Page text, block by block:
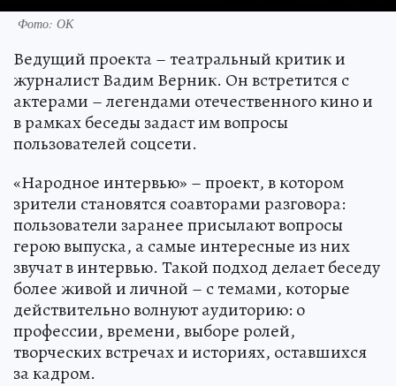
Фото: ОК
Ведущий проекта – театральный критик и
журналист Вадим Верник. Он встретится с
актерами – легендами отечественного кино и
в рамках беседы задаст им вопросы
пользователей соцсети.
«Народное интервью» – проект, в котором
зрители становятся соавторами разговора:
пользователи заранее присылают вопросы
герою выпуска, а самые интересные из них
звучат в интервью. Такой подход делает беседу
более живой и личной – с темами, которые
действительно волнуют аудиторию: о
профессии, времени, выборе ролей,
творческих встречах и историях, оставшихся
за кадром.